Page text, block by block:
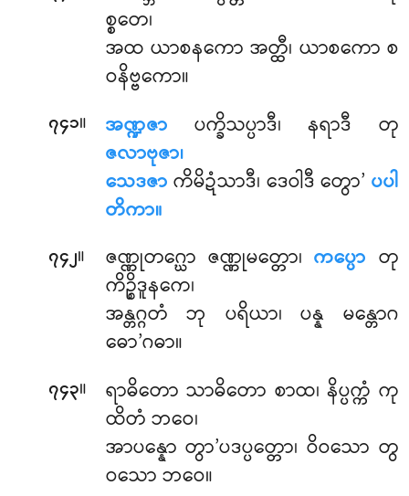
စ္စတေ၊
အထ ယာစနကော အတ္ထီ၊ ယာစကော စ
ဝနိဗ္ဗကော။
၇၄၁။ အဏ္ဍဇာ ပက္ခိသပ္ပာဒီ၊ နရာဒီ တု
ဇလာဗုဇာ၊
သေဒဇာကိမိဍံသာဒီ၊ ဒေဝါဒီ တွော’ ပပါ
တိကာ။
၇၄၂။ ဇဏ္ဏုတဂ္ဃောဇဏ္ဏုမတ္တော၊ကပ္ပော တု
ကိဉ္စိဒူနကေ၊
အန္တဂ္ဂတံ ဘု ပရိယာ၊ ပန္န မန္တောဂ
ဓော’ဂဓာ။
၇၄၃။
ရာဓိတော သာဓိတော စာထ၊ နိပ္ပက္ကံ ကု
ထိတံ ဘဝေ၊
အာပန္နော တွာ’ပဒပ္ပတ္တော၊ ဝိဝသော တွ
ဝသော ဘဝေ။